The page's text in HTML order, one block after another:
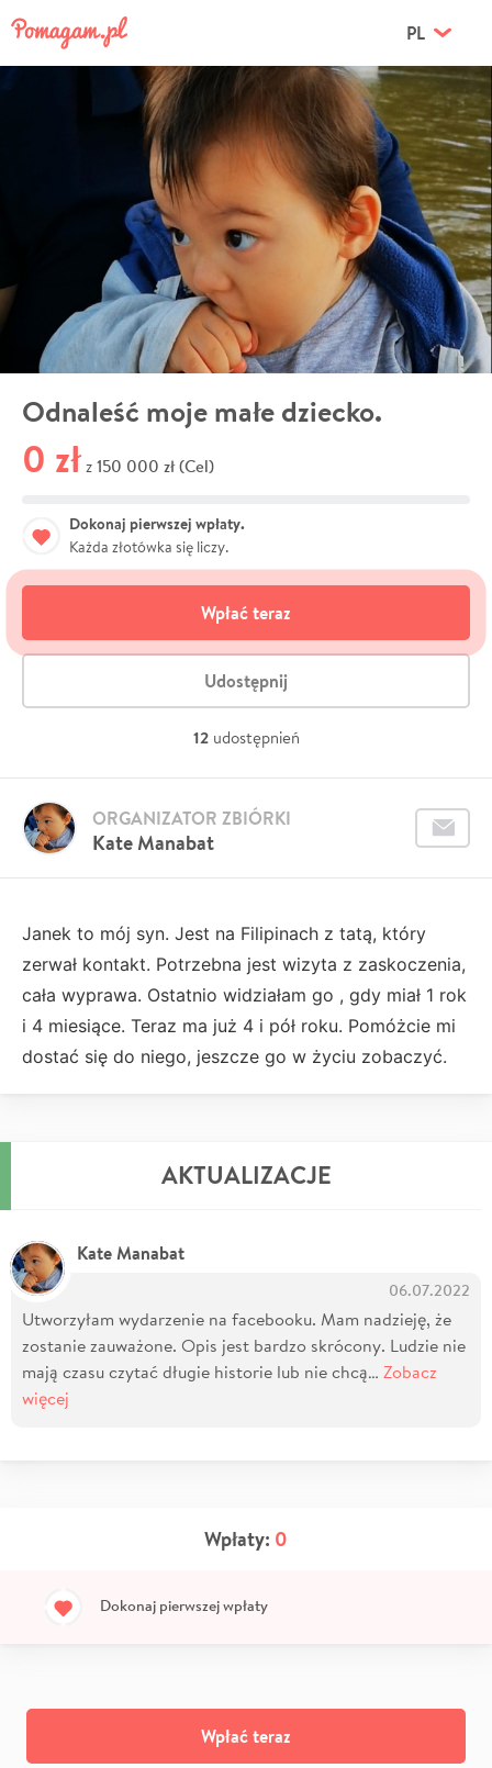
PL
Odnaleść moje małe dziecko.
0 zł z 150 000 zł (Cel)
Dokonaj pierwszej wpłaty.
Każda złotówka się liczy.
Wpłać teraz
Udostępnij
12 udostępnień
Kate Manabat
ORGANIZATOR ZBIÓRKI
Janek to mój syn. Jest na Filipinach z tatą, który
zerwał kontakt. Potrzebna jest wizyta z zaskoczenia,
cała wyprawa. Ostatnio widziałam go , gdy miał 1 rok
i 4 miesiące. Teraz ma już 4 i pół roku. Pomóżcie mi
dostać się do niego, jeszcze go w życiu zobaczyć.
AKTUALIZACJE
Kate Manabat
06.07.2022
Utworzyłam wydarzenie na facebooku. Mam nadzieję, że
zostanie zauważone. Opis jest bardzo skrócony. Ludzie nie
mają czasu czytać długie historie lub nie chcą… Zobacz
więcej
Wpłaty: 0
Dokonaj pierwszej wpłaty
Wpłać teraz